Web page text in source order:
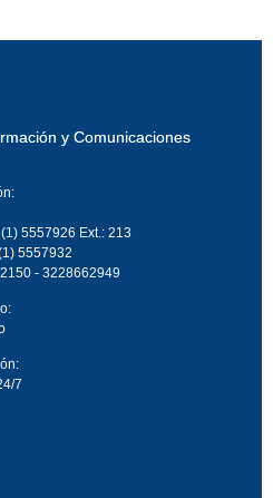
y Comunicaciones
5557926 Ext.: 213
5557932
- 3228662949
7